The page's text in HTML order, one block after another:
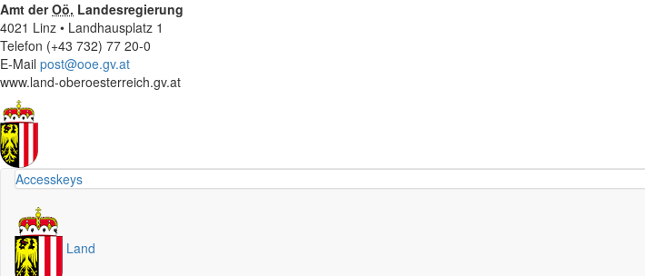
Amt derOö. Landesregierung
4021 Linz • Landhausplatz 1
Telefon (+43 732) 77 20-0
E-Mail post@ooe.gv.at
www.land-oberoesterreich.gv.at
Accesskeys
Land